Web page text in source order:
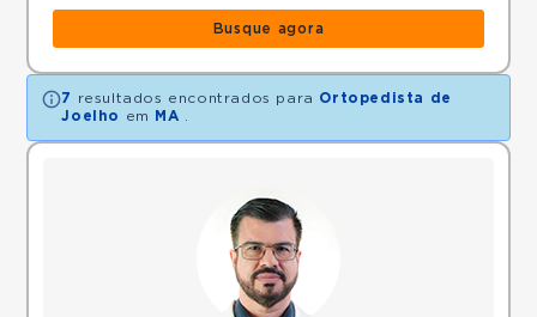
Busque agora
7 resultados encontrados para Ortopedista de
Joelho
em MA